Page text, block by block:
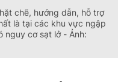
chẽ, hướng dẫn, hỗ trợ
là tại các khu vực ngập
nguy cơ sạt lở - Ảnh: